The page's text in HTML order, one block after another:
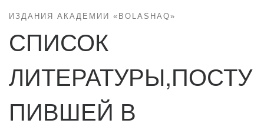
ИЗДАНИЯ АКАДЕМИИ «BOLASHAQ»
СПИСОК
ЛИТЕРАТУРЫ,ПОСТУ
ПИВШЕЙ В